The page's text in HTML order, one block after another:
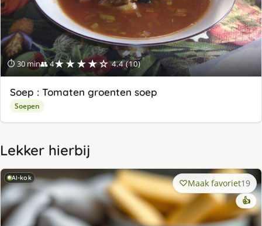
⏱ 30 min👥 4★★★★☆ 4.4 (10)
Soep : Tomaten groenten soep
Soepen
Lekker hierbij
AI-kok Maak favoriet19
👍